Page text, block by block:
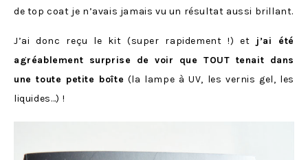
de top coat je n’avais jamais vu un résultat aussi brillant.
J’ai donc reçu le kit (super rapidement !) et
j’ai été
agréablement surprise de voir que TOUT tenait dans
une toute petite boîte (la lampe à UV, les vernis gel, les
liquides…) !